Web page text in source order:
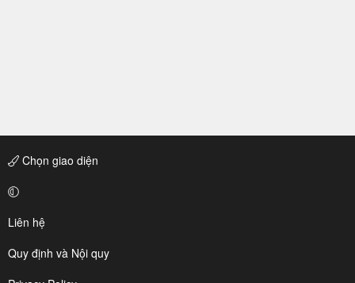
Chọn giao diện
Liên hệ
Quy định và Nội quy